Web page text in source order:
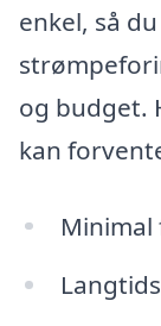
enkel, så
og budget.
kan